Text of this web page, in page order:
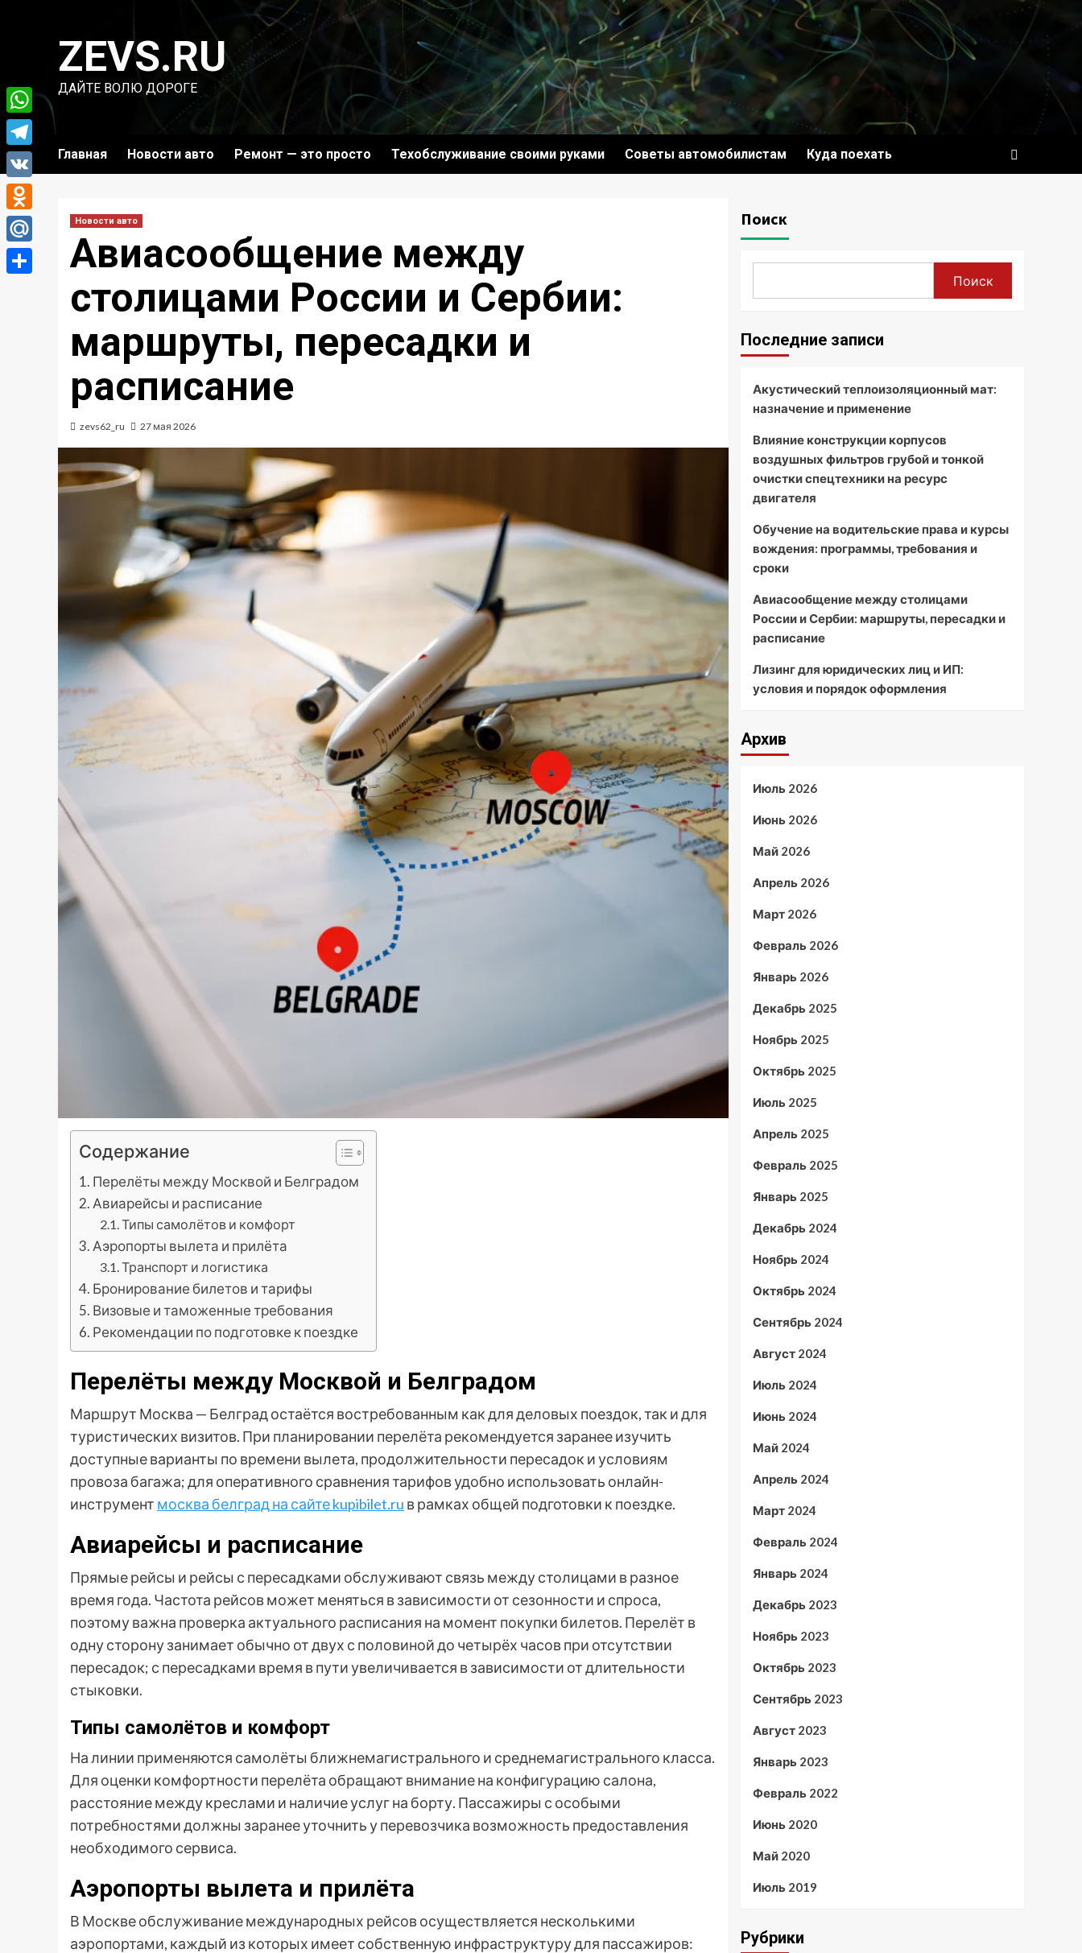
содержимомуZEVS.RU
ДАЙТЕ ВОЛЮ ДОРОГЕ
Главная Новости авто Ремонт — это просто Техобслуживание своими руками Советы автомобилистам Куда поехать
Новости авто
Авиасообщение между
столицами России и Сербии:
маршруты, пересадки и
расписание
zevs62_ru 27 мая 2026
Содержание
Перелёты между Москвой и Белградом
Авиарейсы и расписание
Типы самолётов и комфорт
Аэропорты вылета и прилёта
Транспорт и логистика
Бронирование билетов и тарифы
Визовые и таможенные требования
Рекомендации по подготовке к поездке
Перелёты между Москвой и Белградом
Маршрут Москва — Белград остаётся востребованным как для деловых поездок, так и для
туристических визитов. При планировании перелёта рекомендуется заранее изучить
доступные варианты по времени вылета, продолжительности пересадок и условиям
провоза багажа; для оперативного сравнения тарифов удобно использовать онлайн-
инструмент москва белград на сайте kupibilet.ru в рамках общей подготовки к поездке.
Авиарейсы и расписание
Прямые рейсы и рейсы с пересадками обслуживают связь между столицами в разное
время года. Частота рейсов может меняться в зависимости от сезонности и спроса,
поэтому важна проверка актуального расписания на момент покупки билетов. Перелёт в
одну сторону занимает обычно от двух с половиной до четырёх часов при отсутствии
пересадок; с пересадками время в пути увеличивается в зависимости от длительности
стыковки.
Типы самолётов и комфорт
На линии применяются самолёты ближнемагистрального и среднемагистрального класса.
Для оценки комфортности перелёта обращают внимание на конфигурацию салона,
расстояние между креслами и наличие услуг на борту. Пассажиры с особыми
потребностями должны заранее уточнить у перевозчика возможность предоставления
необходимого сервиса.
Аэропорты вылета и прилёта
В Москве обслуживание международных рейсов осуществляется несколькими
аэропортами, каждый из которых имеет собственную инфраструктуру для пассажиров:
Поиск
Поиск
Последние записи
Акустический теплоизоляционный мат:
назначение и применение
Влияние конструкции корпусов
воздушных фильтров грубой и тонкой
очистки спецтехники на ресурс
двигателя
Обучение на водительские права и курсы
вождения: программы, требования и
сроки
Авиасообщение между столицами
России и Сербии: маршруты, пересадки и
расписание
Лизинг для юридических лиц и ИП:
условия и порядок оформления
Архив
Июль 2026
Июнь 2026
Май 2026
Апрель 2026
Март 2026
Февраль 2026
Январь 2026
Декабрь 2025
Ноябрь 2025
Октябрь 2025
Июль 2025
Апрель 2025
Февраль 2025
Январь 2025
Декабрь 2024
Ноябрь 2024
Октябрь 2024
Сентябрь 2024
Август 2024
Июль 2024
Июнь 2024
Май 2024
Апрель 2024
Март 2024
Февраль 2024
Январь 2024
Декабрь 2023
Ноябрь 2023
Октябрь 2023
Сентябрь 2023
Август 2023
Январь 2023
Февраль 2022
Июнь 2020
Май 2020
Июль 2019
Рубрики
WhatsApp
Telegram
VK
Odnoklassniki
Mail.Ru